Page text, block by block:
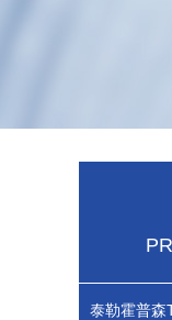
泰勒霍普森